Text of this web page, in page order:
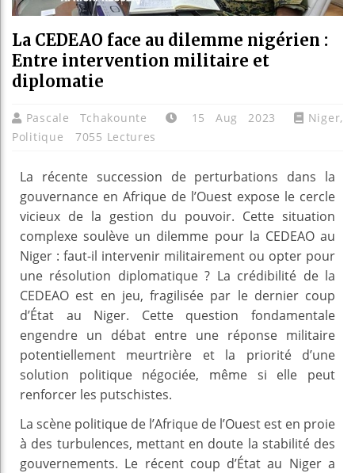
La CEDEAO face au dilemme nigérien :
Entre intervention militaire et
diplomatie
Pascale Tchakounte 15 Aug 2023 Niger,
Politique
7055 Lectures
La récente succession de perturbations dans la
gouvernance en Afrique de l’Ouest expose le cercle
vicieux de la gestion du pouvoir. Cette situation
complexe soulève un dilemme pour la CEDEAO au
Niger : faut-il intervenir militairement ou opter pour
une résolution diplomatique ? La crédibilité de la
CEDEAO est en jeu, fragilisée par le dernier coup
d’État au Niger. Cette question fondamentale
engendre un débat entre une réponse militaire
potentiellement meurtrière et la priorité d’une
solution politique négociée, même si elle peut
renforcer les putschistes.
La scène politique de l’Afrique de l’Ouest est en proie
à des turbulences, mettant en doute la stabilité des
gouvernements. Le récent coup d’État au Niger a